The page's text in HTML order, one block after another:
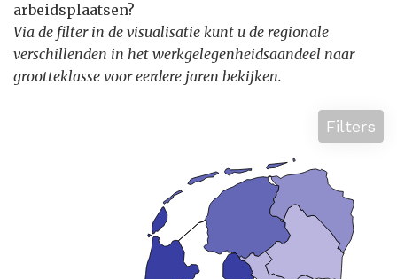
arbeidsplaatsen?
Via de filter in de visualisatie kunt u de regionale
verschillenden in het werkgelegenheidsaandeel naar
grootteklasse voor eerdere jaren bekijken.
Filters